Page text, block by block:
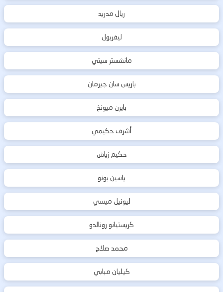
ريال مدريد
ليفربول
مانشستر سيتي
باريس سان جيرمان
بايرن ميونخ
أشرف حكيمي
حكيم زياش
ياسين بونو
ليونيل ميسي
كريستيانو رونالدو
محمد صلاح
كيليان مبابي